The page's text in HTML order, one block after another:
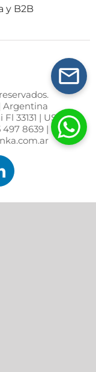
y B2B
Argentina
33131 | USA
497 8639 |